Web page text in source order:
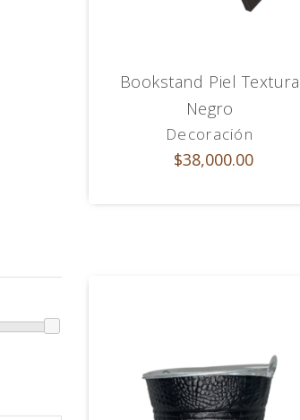
Bookstand Piel Textura
Negro
Decoración
$38,000.00